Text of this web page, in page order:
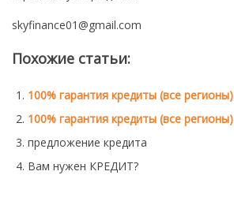
Доска объявлений
Коллекционеры
skyfinance01@gmail.com
Похожие статьи:
100% гарантия кредиты (все регионы)
100% гарантия кредиты (все регионы)
предложение кредита
Вам нужен КРЕДИТ?